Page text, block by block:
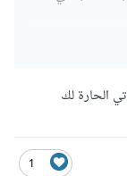
لتضمن أن
الحارة لك
1